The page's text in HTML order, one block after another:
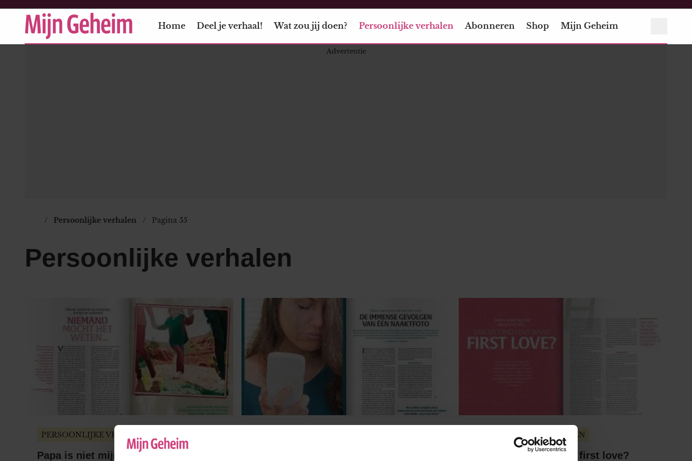
Home Deel je verhaal! Wat zou jij doen? Persoonlijke verhalen Abonneren Shop Mijn Geheim
Persoonlijke verhalen Pagina 55
Persoonlijke verhalen
PERSOONLIJKE VERHALEN
Papa is niet mijn biologische vader
PERSOONLIJKE VERHALEN
Van second love naar first love?